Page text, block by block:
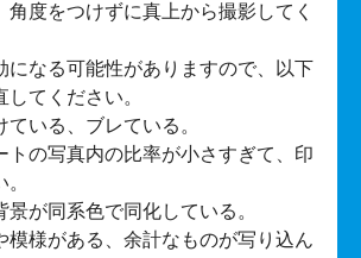
角度をつけずに真上から撮影してく
になる可能性がありますので、以下
てください。
いる、ブレている。
トの写真内の比率が小さすぎて、印
景が同系色で同化している。
模様がある、余計なものが写り込ん